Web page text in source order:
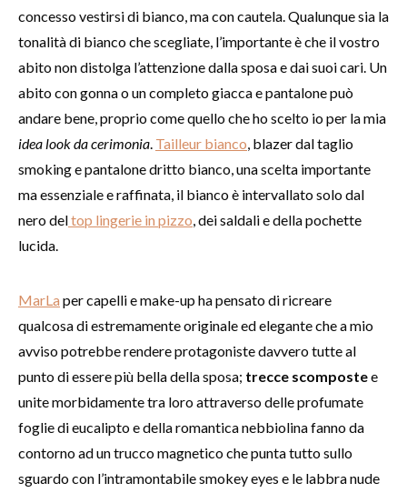
concesso vestirsi di bianco, ma con cautela. Qualunque sia la
tonalità di bianco che scegliate, l’importante è che il vostro
abito non distolga l’attenzione dalla sposa e dai suoi cari. Un
abito con gonna o un completo giacca e pantalone può
andare bene, proprio come quello che ho scelto io per la mia
idea look da cerimonia Tailleur bianco , blazer dal taglio
smoking e pantalone dritto bianco, una scelta importante
ma essenziale e raffinata, il bianco è intervallato solo dal
nero deltop lingerie in pizzo , dei saldali e della pochette
lucida.
MarLa per capelli e make-up ha pensato di ricreare
qualcosa di estremamente originale ed elegante che a mio
avviso potrebbe rendere protagoniste davvero tutte al
punto di essere più bella della sposa; trecce scompostee
unite morbidamente tra loro attraverso delle profumate
foglie di eucalipto e della romantica nebbiolina fanno da
contorno ad un trucco magnetico che punta tutto sullo
sguardo con l’intramontabile smokey eyes e le labbra nude